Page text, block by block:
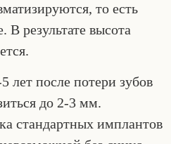
то есть
В результате высота
лет после потери зубов
до 2-3 мм.
стандартных имплантов